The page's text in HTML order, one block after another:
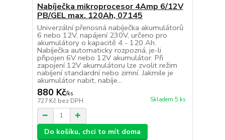
Nabíječka mikroprocesor 4Amp 6/12V
PB/GEL max. 120Ah, 07145
Univerzální přenosná nabíječka akumulátorů
6 nebo 12V, napájení 230V, určeno pro
akumulátory o kapacitě 4 - 120 Ah.
Nabíječka automaticky rozpozná, je-li
připojen 6V nebo 12V akumulátor. Při
zapojení 12V akumulátoru lze zvolit režim
nabíjení standardní nebo zimní. Jakmile je
akumulátor nabit, nabíje...
880 Kč/ks
727 Kč bez DPH Skladem 5 ks
Do košíku, chci to mít doma